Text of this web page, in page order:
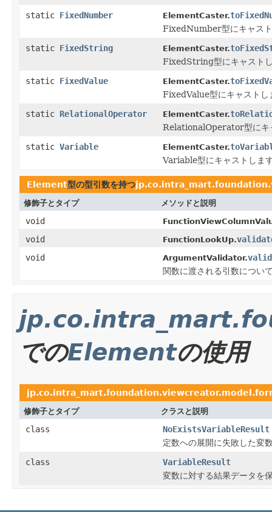
static FixedNumber ElementCaster.
FixedNumber型にキャス
static FixedString ElementCaster.
FixedString型にキャスト
static FixedValue ElementCaster.
FixedValue型にキャストし
static RelationalOperator ElementCaster.
RelationalOperator型にキ
static Variable ElementCaster.
Variable型にキャストしま
Element型の型引数を持つ
修飾子とタイプ メソッドと説明
void
void FunctionLookUp.
void
ArgumentValidator.
関数に渡される引数につい
でのElementの使用
修飾子とタイプ クラスと説明
class
NoExistsVariableResult
定数への展開に失敗した変
class
VariableResult
変数に対する結果データを